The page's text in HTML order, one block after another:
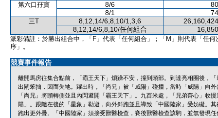
第六口孖寶 8/6
8/1
三T 8,12,14/6,8,10/1,3,6
8,12,14/6,8,10/任何組合
派彩備註：於勝出組合中，「F」代表「任何組合」；「M」則代表「任何
序」。
競賽事件報告
離開馬房往集合點前，「霸王天下」煩躁不安，撞到頭部。到達亮相圈後，
出閘笨拙，因而失地。躍出時，「尚兄」被「威陽」碰撞，當時「威陽」向
「尚兄」將頭轉側並且內閃避開「霸王天下」。九百米處，「兄弟齊心」收
陽」。跟隨在後的「星象」勒避，向外斜跑並且導致「中國陸家」受妨礙。
跑出更外疊。「中國陸家」須接受獸醫檢查，賽後獸醫檢查該駒，並無發現